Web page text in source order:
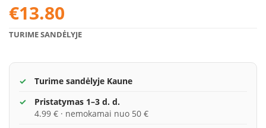
€13.80
TURIME SANDĖLYJE
Turime sandėlyje Kaune
Pristatymas 1–3 d. d.
4.99 € · nemokamai nuo 50 €